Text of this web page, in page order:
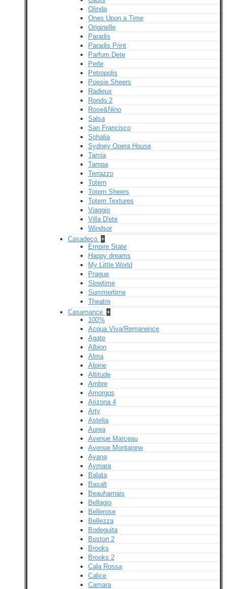
Olinda
Ones Upon a Time
Originelle
Paradis
Paradis Print
Parfum Dete
Perle
Petropolis
Poesie Sheers
Radieux
Rondo 2
Rose&Nino
Salsa
San Francisco
Sohalia
Sydney Opera House
Tamia
Tampa
Terrazzo
Totem
Totem Sheers
Totem Textures
Viaggio
Villa D'ete
Windsor
Casadeco +
Empire State
Happy dreams
My Little World
Prague
Slowtime
Summertime
Theatre
Casamance +
100%
Acqua Viva/Remanence
Agate
Albion
Alma
Alpine
Altitude
Ambre
Amorgos
Arizona 4
Arty
Astelia
Aurea
Avenue Marceau
Avenue Montaigne
Ayana
Aymara
Balata
Basalt
Beauharnais
Bellagio
Bellerose
Bellezza
Bodeguita
Boston 2
Brooks
Brooks 2
Cala Rossa
Calice
Camara